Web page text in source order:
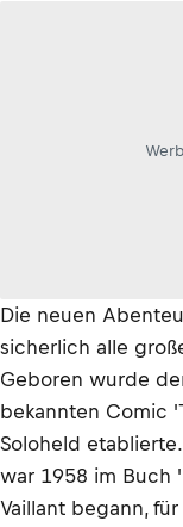
Die neuen
sicherlich alle
Geboren wurde
bekannten Comic
Soloheld
war 1958 im Buch
Vaillant begann,